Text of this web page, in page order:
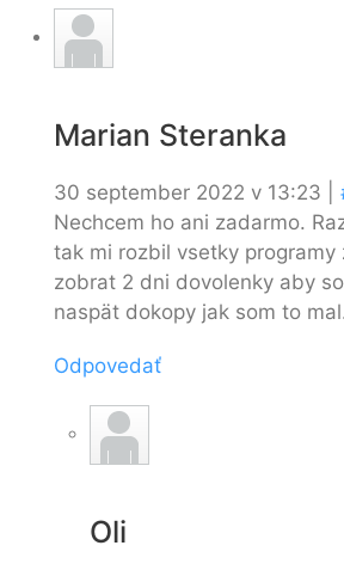
Marian Steranka
30 september 2022 v 13:23 |
Nechcem ho ani zadarmo.
tak mi rozbil vsetky programy
zobrat 2 dni dovolenky aby
naspät dokopy jak som to
Odpovedať
Oli